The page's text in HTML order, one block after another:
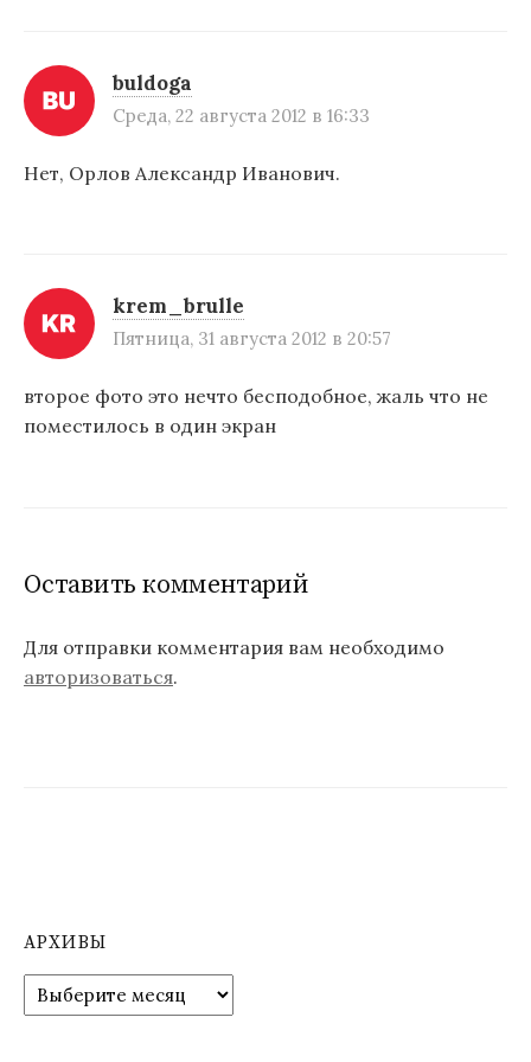
buldoga
Среда, 22 августа 2012 в 16:33
Нет, Орлов Александр Иванович.
krem_brulle
Пятница, 31 августа 2012 в 20:57
второе фото это нечто бесподобное, жаль что не
поместилось в один экран
Оставить комментарий
Для отправки комментария вам необходимо
авторизоваться.
АРХИВЫ
р